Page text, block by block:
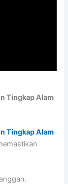
Tingkap Alam
Tingkap Alam